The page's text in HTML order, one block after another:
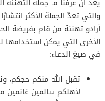
يعد أن عرفنا ما جملة التهنئة
والتي تعدّ الجملة الأكثر
أرادو تهنئة من قام بفريضة
الأخرى التي يمكن استخدامها
في صيغ الدعاء:
تقبل الله منكم حجكم،
لأهلكم سالمين غانمين